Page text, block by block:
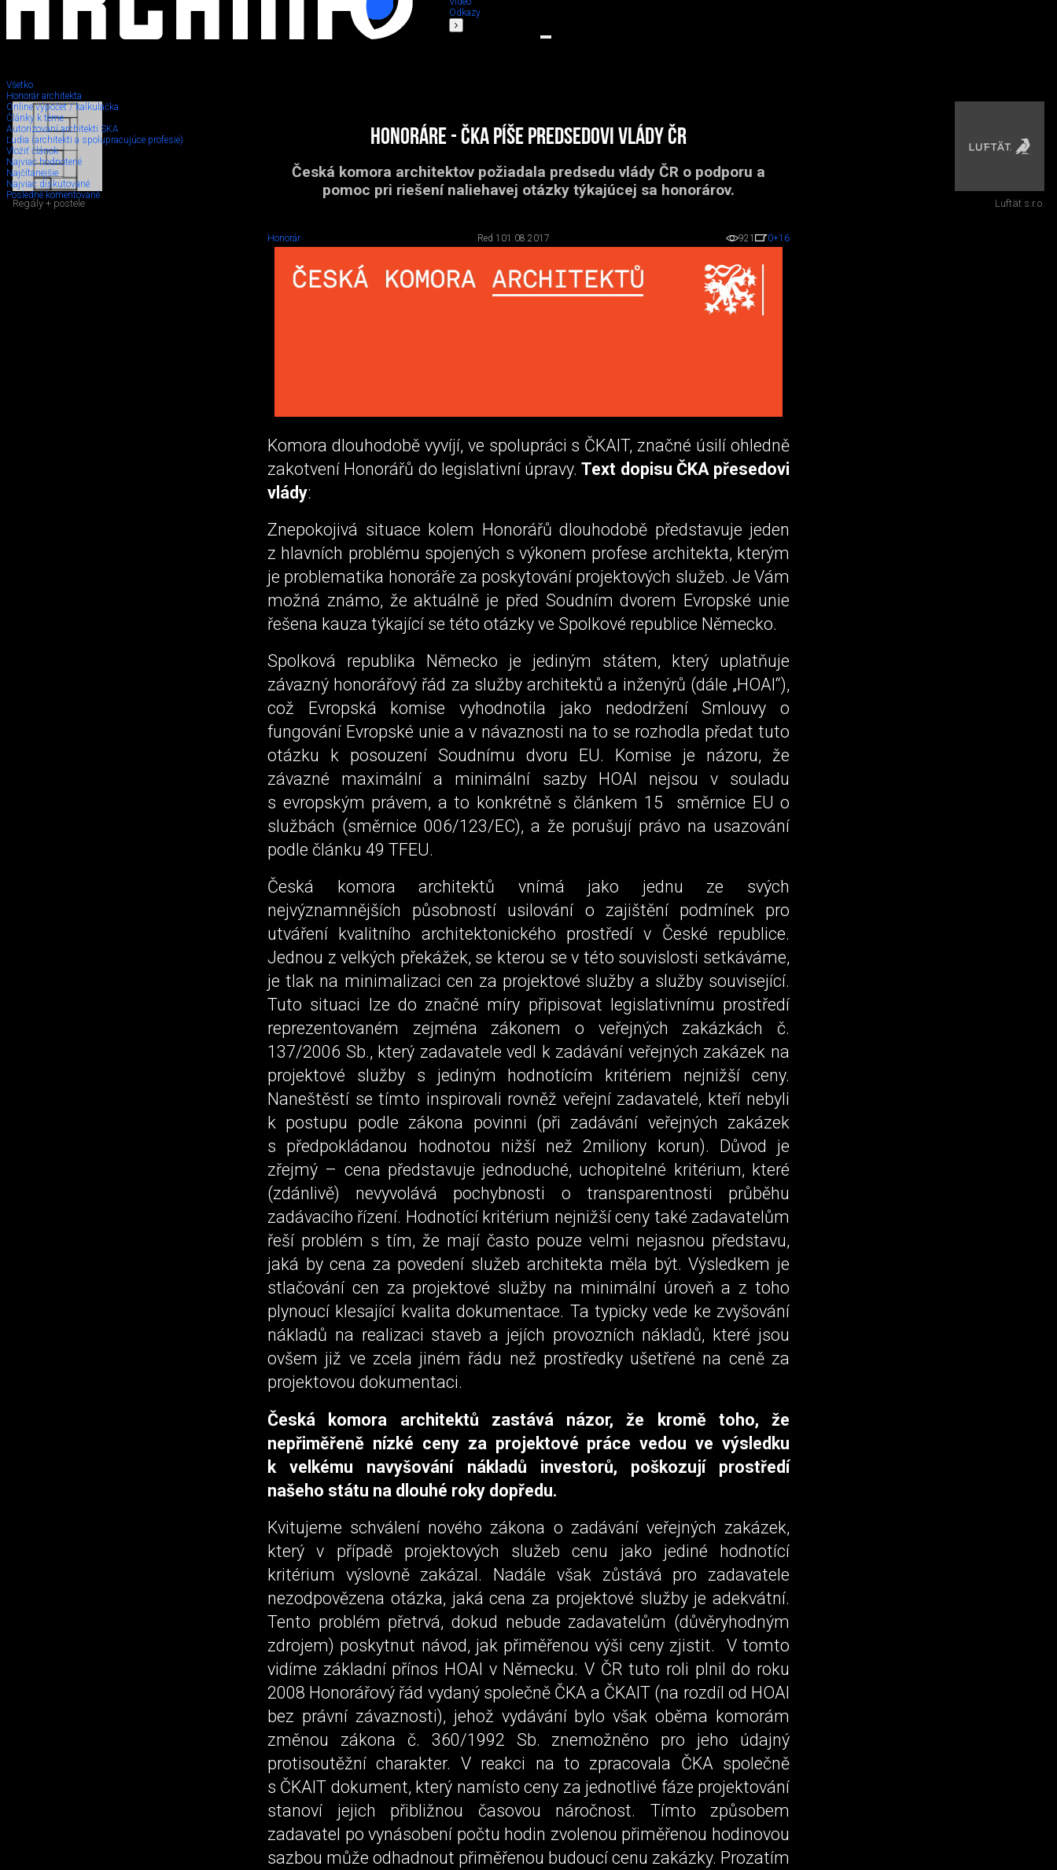
Odkazy
Všetko
Honorár architekta
Online výpočet / kalkulačka
Články k téme
Autorizovaní architekti SKA
Ľudia (architekti a spolupracujúce profesie)
Vložiť článok
Najviac hodnotené
Najčítanejšie
Najviac diskutované
Posledné komentované
Honoráre - ČKA píše predsedovi vlády ČR
Česká komora architektov požiadala predsedu vlády ČR o podporu a
pomoc pri riešení naliehavej otázky týkajúcej sa honorárov.
Honorár Red 1 01.08.2017 921 0+16
Komora dlouhodobě vyvíjí, ve spolupráci s ČKAIT, značné úsilí ohledně
zakotvení Honorářů do legislativní úpravy.Text dopisu ČKA přesedovi
vlády:
Znepokojivá situace kolem Honorářů dlouhodobě představuje jeden
z hlavních problému spojených s výkonem profese architekta, kterým
je problematika honoráře za poskytování projektových služeb. Je Vám
možná známo, že aktuálně je před Soudním dvorem Evropské unie
řešena kauza týkající se této otázky ve Spolkové republice Německo.
Spolková republika Německo je jediným státem, který uplatňuje
závazný honorářový řád za služby architektů a inženýrů (dále „HOAI“),
což Evropská komise vyhodnotila jako nedodržení Smlouvy o
fungování Evropské unie a v návaznosti na to se rozhodla předat tuto
otázku k posouzení Soudnímu dvoru EU. Komise je názoru, že
závazné maximální a minimální sazby HOAI nejsou v souladu
s evropským právem, a to konkrétně s článkem 15 směrnice EU o
službách (směrnice 006/123/EC), a že porušují právo na usazování
podle článku 49 TFEU.
Česká komora architektů vnímá jako jednu ze svých
nejvýznamnějších působností usilování o zajištění podmínek pro
utváření kvalitního architektonického prostředí v České republice.
Jednou z velkých překážek, se kterou se v této souvislosti setkáváme,
je tlak na minimalizaci cen za projektové služby a služby související.
Tuto situaci lze do značné míry připisovat legislativnímu prostředí
reprezentovaném zejména zákonem o veřejných zakázkách č.
137/2006 Sb., který zadavatele vedl k zadávání veřejných zakázek na
projektové služby s jediným hodnotícím kritériem nejnižší ceny.
Naneštěstí se tímto inspirovali rovněž veřejní zadavatelé, kteří nebyli
k postupu podle zákona povinni (při zadávání veřejných zakázek
s předpokládanou hodnotou nižší než 2miliony korun). Důvod je
zřejmý – cena představuje jednoduché, uchopitelné kritérium, které
(zdánlivě) nevyvolává pochybnosti o transparentnosti průběhu
zadávacího řízení. Hodnotící kritérium nejnižší ceny také zadavatelům
řeší problém s tím, že mají často pouze velmi nejasnou představu,
jaká by cena za povedení služeb architekta měla být. Výsledkem je
stlačování cen za projektové služby na minimální úroveň a z toho
plynoucí klesající kvalita dokumentace. Ta typicky vede ke zvyšování
nákladů na realizaci staveb a jejích provozních nákladů, které jsou
ovšem již ve zcela jiném řádu než prostředky ušetřené na ceně za
projektovou dokumentaci.
Česká komora architektů zastává názor, že kromě toho, že
nepřiměřeně nízké ceny za projektové práce vedou ve výsledku
k velkému navyšování nákladů investorů, poškozují prostředí
našeho státu na dlouhé roky dopředu.
Kvitujeme schválení nového zákona o zadávání veřejných zakázek,
který v případě projektových služeb cenu jako jediné hodnotící
kritérium výslovně zakázal. Nadále však zůstává pro zadavatele
nezodpovězena otázka, jaká cena za projektové služby je adekvátní.
Tento problém přetrvá, dokud nebude zadavatelům (důvěryhodným
zdrojem) poskytnut návod, jak přiměřenou výši ceny zjistit. V tomto
vidíme základní přínos HOAI v Německu. V ČR tuto roli plnil do roku
2008 Honorářový řád vydaný společně ČKA a ČKAIT (na rozdíl od HOAI
bez právní závaznosti), jehož vydávání bylo však oběma komorám
změnou zákona č. 360/1992 Sb. znemožněno pro jeho údajný
protisoutěžní charakter. V reakci na to zpracovala ČKA společně
s ČKAIT dokument, který namísto ceny za jednotlivé fáze projektování
stanoví jejich přibližnou časovou náročnost. Tímto způsobem
zadavatel po vynásobení počtu hodin zvolenou přiměřenou hodinovou
sazbou může odhadnout přiměřenou budoucí cenu zakázky. Prozatím
Regály + postele Luftät s.r.o.